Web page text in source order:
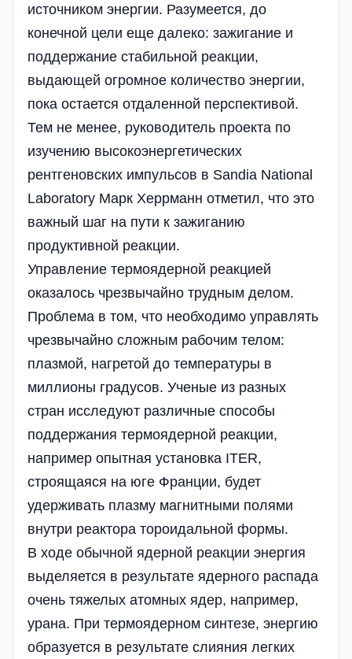
источником энергии. Разумеется, до
конечной цели еще далеко: зажигание и
поддержание стабильной реакции,
выдающей огромное количество энергии,
пока остается отдаленной перспективой.
Тем не менее, руководитель проекта по
изучению высокоэнергетических
рентгеновских импульсов в Sandia National
Laboratory Марк Херрманн отметил, что это
важный шаг на пути к зажиганию
продуктивной реакции.
Управление термоядерной реакцией
оказалось чрезвычайно трудным делом.
Проблема в том, что необходимо управлять
чрезвычайно сложным рабочим телом:
плазмой, нагретой до температуры в
миллионы градусов. Ученые из разных
стран исследуют различные способы
поддержания термоядерной реакции,
например опытная установка ITER,
строящаяся на юге Франции, будет
удерживать плазму магнитными полями
внутри реактора тороидальной формы.
В ходе обычной ядерной реакции энергия
выделяется в результате ядерного распада
очень тяжелых атомных ядер, например,
урана. При термоядерном синтезе, энергию
образуется в результате слияния легких